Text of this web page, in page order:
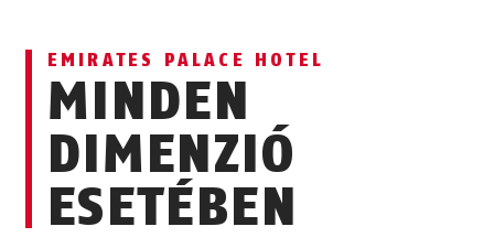
EMIRATES PALACE HOTEL
MINDEN
DIMENZIÓ
ESETÉBEN